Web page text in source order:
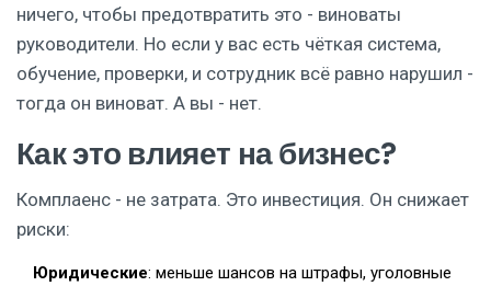
ничего, чтобы предотвратить это - виноваты
руководители. Но если у вас есть чёткая система,
обучение, проверки, и сотрудник всё равно нарушил -
тогда он виноват. А вы - нет.
Как это влияет на бизнес?
Комплаенс - не затрата. Это инвестиция. Он снижает
риски:
Юридические: меньше шансов на штрафы, уголовные